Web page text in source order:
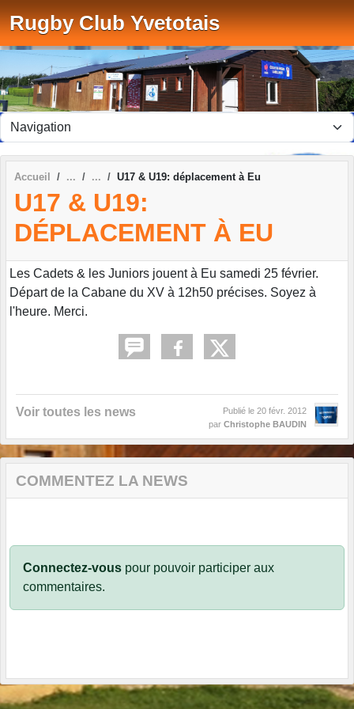
Rugby Club Yvetotais
Accueil U17 & U19: déplacement à Eu
U17 & U19:
DÉPLACEMENT À EU
Les Cadets & les Juniors jouent à Eu samedi 25 février.
Départ de la Cabane du XV à 12h50 précises. Soyez à
l'heure. Merci.
Voir toutes les news Publié le 20 févr. 2012
par Christophe BAUDIN
COMMENTEZ LA NEWS
Connectez-vous pour pouvoir participer aux
commentaires.